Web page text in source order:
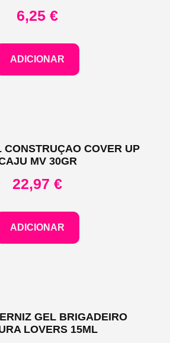
6,25 €
ADICIONAR
CONSTRUÇAO COVER UP
MV 30GR
22,97 €
ADICIONAR
GEL BRIGADEIRO
LOVERS 15ML